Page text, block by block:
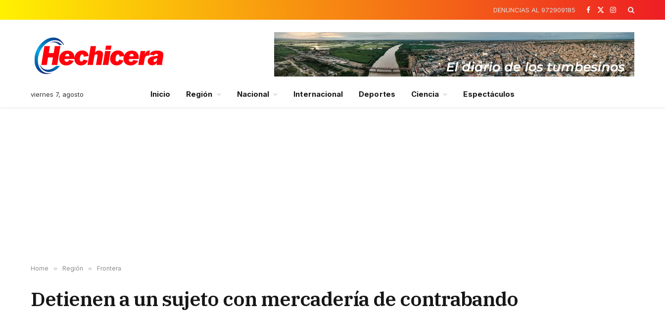
DENUNCIAS AL 972909185
Facebook
X
Instagram
viernes 7, agosto Inicio Región Nacional Internacional Deportes Ciencia Espectáculos
Home » Región » Frontera
Detienen a un sujeto con mercadería de contrabando